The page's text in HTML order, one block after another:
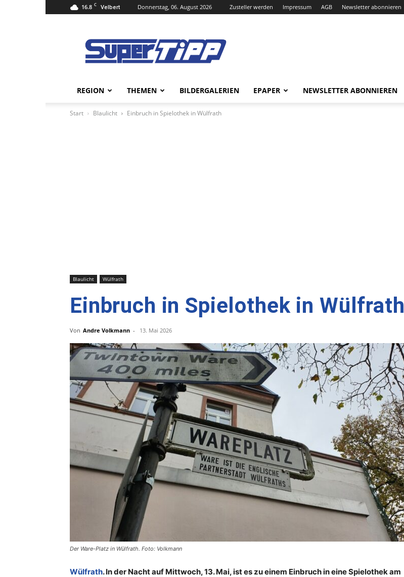
16.8 C Velbert Donnerstag, 06. August 2026 Zusteller werden Impressum AGB Newsletter abonnieren
Tipp
Online
REGION THEMEN BILDERGALERIEN EPAPER NEWSLETTER ABONNIEREN
Start Blaulicht Einbruch in Spielothek in Wülfrath
Blaulicht Wülfrath
Einbruch in Spielothek in Wülfrath
Von Andre Volkmann - 13. Mai 2026
Der Ware-Platz in Wülfrath. Foto: Volkmann
Wülfrath. In der Nacht auf Mittwoch, 13. Mai, ist es zu einem Einbruch in eine Spielothek am